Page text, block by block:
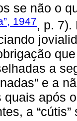
se não o
1947, p. 7).
a
e a
quais após
a